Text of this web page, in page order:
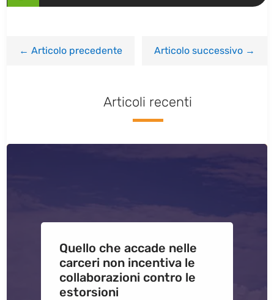
←Articolo precedente Articolo successivo→
Articoli recenti
Quello che accade nelle
carceri non incentiva le
collaborazioni contro le
estorsioni